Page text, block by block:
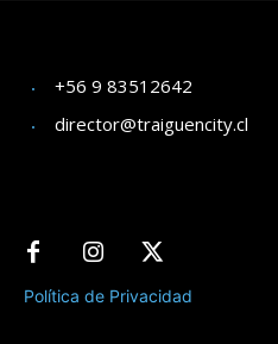
+56 9 83512642
director@traiguencity.cl
Política de Privacidad